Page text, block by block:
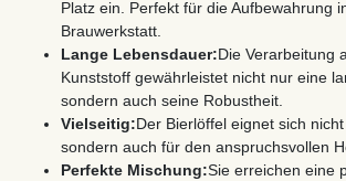
Platz ein. Perfekt für die Aufbewahrung
Brauwerkstatt.
Lange Lebensdauer:Die Verarbeitung
Kunststoff gewährleistet nicht nur eine
sondern auch seine Robustheit.
Vielseitig:Der Bierlöffel eignet sich
sondern auch für den anspruchsvollen
Perfekte Mischung:Sie erreichen eine